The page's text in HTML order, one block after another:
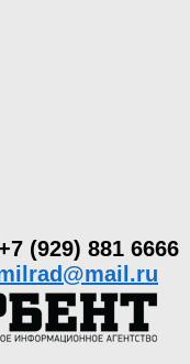
(929) 881 6666